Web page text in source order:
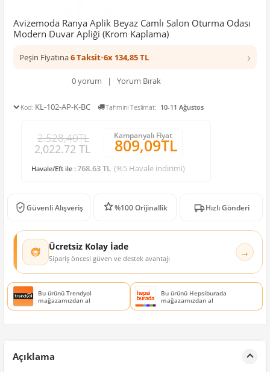
Avizemoda Ranya Aplik Beyaz Camlı Salon Oturma Odası
Modern Duvar Apliği (Krom Kaplama)
Peşin Fiyatına6 Taksit•6x 134,85 TL ›
0 yorum | Yorum Bırak
Kod: KL-102-AP-K-BC Tahmini Teslimat: 10-11 Ağustos
2.528,40TL
2,022.72 TL
Kampanyalı Fiyat
809,09TL
Havale/Eft ile :768.63 TL (%5 Havale indirimi)
Güvenli Alışveriş %100 Orijinallik Hızlı Gönderi
Ücretsiz Kolay İade
Sipariş öncesi güven ve destek avantajı →
Bu ürünü Trendyol
mağazamızdan al
Bu ürünü Hepsiburada
mağazamızdan al
Açıklama